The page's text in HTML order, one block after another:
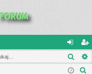
al
og
ar
ej